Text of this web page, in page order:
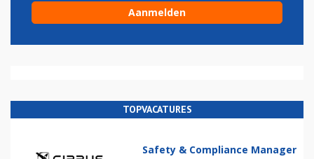
TOPVACATURES
Safety & Compliance Manager